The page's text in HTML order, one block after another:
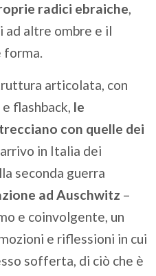
radici ebraiche,
ad altre ombre e il
forma.
articolata, con
flashback, le
con quelle dei
in Italia dei
seconda guerra
ad Auschwitz –
e coinvolgente, un
e riflessioni in cui
sofferta, di ciò che è